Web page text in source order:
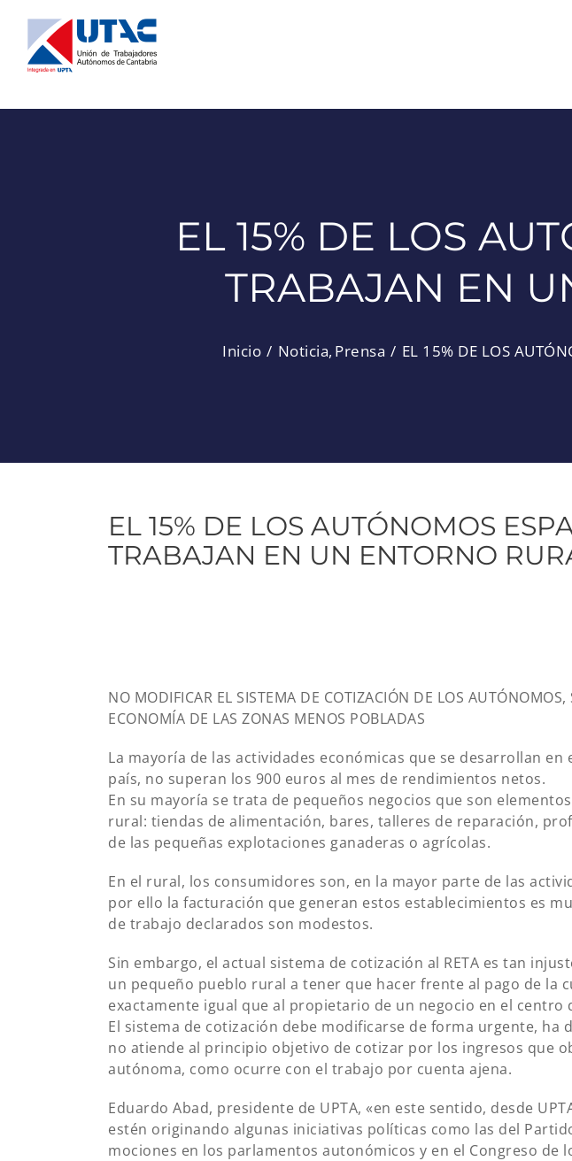
contenido
EL 15% DE LOS
TRABAJAN EN
Inicio Noticia Prensa EL 15% DE LOS
EL 15% DE LOS AUTÓNOMOS
TRABAJAN EN UN ENTORNO
NO MODIFICAR EL SISTEMA DE COTIZACIÓN DE LOS
ECONOMÍA DE LAS ZONAS MENOS POBLADAS
La mayoría de las actividades económicas que se desarrollan
país, no superan los 900 euros al mes de rendimientos netos.
En su mayoría se trata de pequeños negocios que son
rural: tiendas de alimentación, bares, talleres de reparación,
de las pequeñas explotaciones ganaderas o agrícolas.
En el rural, los consumidores son, en la mayor parte de las
por ello la facturación que generan estos establecimientos es
de trabajo declarados son modestos.
Sin embargo, el actual sistema de cotización al RETA es tan
un pequeño pueblo rural a tener que hacer frente al pago de la
exactamente igual que al propietario de un negocio en el centro
El sistema de cotización debe modificarse de forma urgente, ha
no atiende al principio objetivo de cotizar por los ingresos que
autónoma, como ocurre con el trabajo por cuenta ajena.
Eduardo Abad, presidente de UPTA, «en este sentido, desde
estén originando algunas iniciativas políticas como las del
mociones en los parlamentos autonómicos y en el Congreso de